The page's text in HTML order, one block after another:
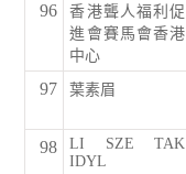
96
香港聾人福利促
進會賽馬會香港
中心
97 葉素眉
98
LI SZE TAK
IDYL